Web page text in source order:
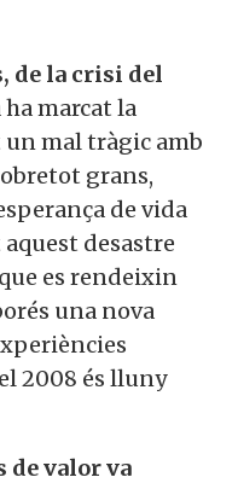
de la crisi del
ha marcat la
mal tràgic amb
grans,
de vida
desastre
es rendeixin
una nova
2008 és lluny
de valor va